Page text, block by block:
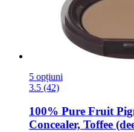
5 opțiuni
3.5 (42)
100% Pure Fruit
Concealer, Toffee